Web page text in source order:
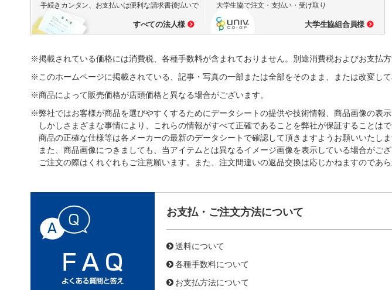
手続きカンタン、お支払いは便利な請求書後払いで
すべての法人様
大学生協で注文・支払い・受け取り
大学生協組合員様
※掲載されている価格には消費税、各種手数料が含まれておりません。別途消費税およびお支払
※このホームページに掲載されている、記事・写真の一部または全部をそのまま、または改変し
※商品によって販売価格が店頭価格と異なる場合がございます。
※弊社ではお客様が商品を選びやすくするためにデータシートの提供や技術情報、商品画像の表示
しかしさまざまな事情により、これらの情報がすべて正確であることを弊社が保証することはで
商品の正確な仕様等は各メーカーの最新のデータシートで確認して頂きますようお願いいたしま
また、商品画像につきましても、当アイテムとは異なるイメージ画像を表示している場合がござ
ご注文の際はくれぐれもご注意願います。また、注文間違いの返品交換は応じかねますのであら
お支払・ご注文方法について
送料について
各種手数料について
お支払方法について